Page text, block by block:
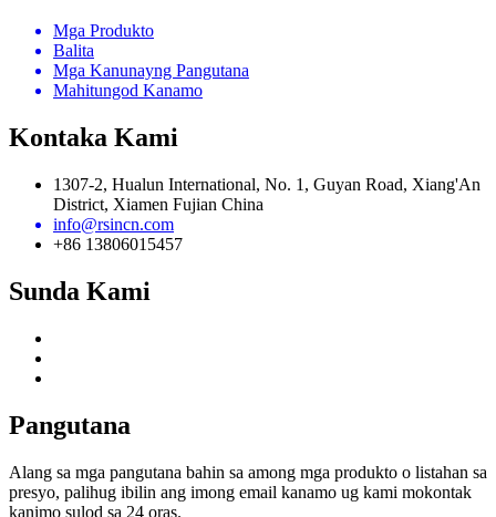
Mga Produkto
Balita
Mga Kanunayng Pangutana
Mahitungod Kanamo
Kontaka Kami
1307-2, Hualun International, No. 1, Guyan Road, Xiang'An
District, Xiamen Fujian China
info@rsincn.com
+86 13806015457
Sunda Kami
Pangutana
Alang sa mga pangutana bahin sa among mga produkto o listahan sa
presyo, palihug ibilin ang imong email kanamo ug kami mokontak
kanimo sulod sa 24 oras.